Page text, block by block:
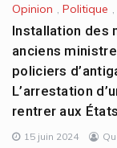
Opinion , Politique ,
Installation des
anciens
policiers
L’arrestation
rentrer aux
15 juin 2024